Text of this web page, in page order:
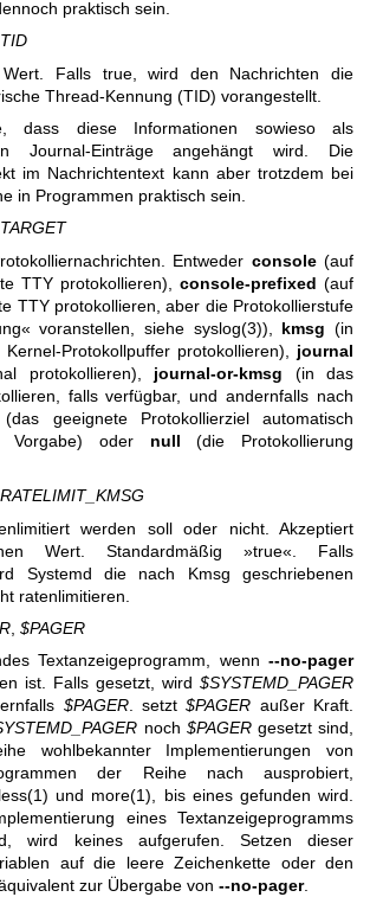
praktisch sein.
Falls true, wird den Nachrichten die
Thread-Kennung (TID) vorangestellt.
dass diese Informationen sowieso als
Journal-Einträge angehängt wird. Die
im Nachrichtentext kann aber trotzdem bei
in Programmen praktisch sein.
Entweder console(auf
TTY protokollieren), console-prefixed (auf
TTY protokollieren, aber die Protokollierstufe
voranstellen, siehe syslog(3)), kmsg (in
Protokollpuffer protokollieren), journal
protokollieren), journal-or-kmsg (in das
falls verfügbar, und andernfalls nach
(das geeignete Protokollierziel automatisch
Vorgabe) oder null (die Protokollierung
werden soll oder nicht. Akzeptiert
Wert. Standardmäßig »true«. Falls
Systemd die nach Kmsg geschriebenen
ratenlimitieren.
$PAGER
Textanzeigeprogramm, wenn --no-pager
ist. Falls gesetzt, wird $SYSTEMD_PAGER
$PAGER. setzt$PAGER außer Kraft.
noch $PAGERgesetzt sind,
wohlbekannter Implementierungen von
der Reihe nach ausprobiert,
less(1) und more(1), bis eines gefunden wird.
eines Textanzeigeprogramms
wird keines aufgerufen. Setzen dieser
auf die leere Zeichenkette oder den
zur Übergabe von --no-pager.